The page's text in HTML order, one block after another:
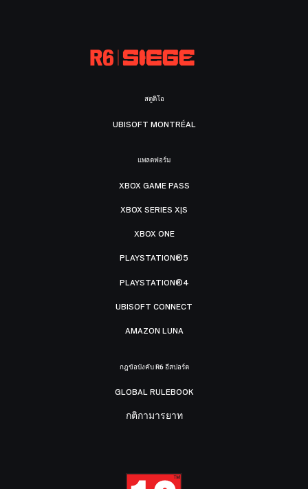
สตูดิโอ
UBISOFT MONTRÉAL
แพลตฟอร์ม
XBOX GAME PASS
XBOX SERIES X|S
XBOX ONE
PLAYSTATION®5
PLAYSTATION®4
UBISOFT CONNECT
AMAZON LUNA
กฎข้อบังคับ R6 อีสปอร์ต
GLOBAL RULEBOOK
กติกามารยาท